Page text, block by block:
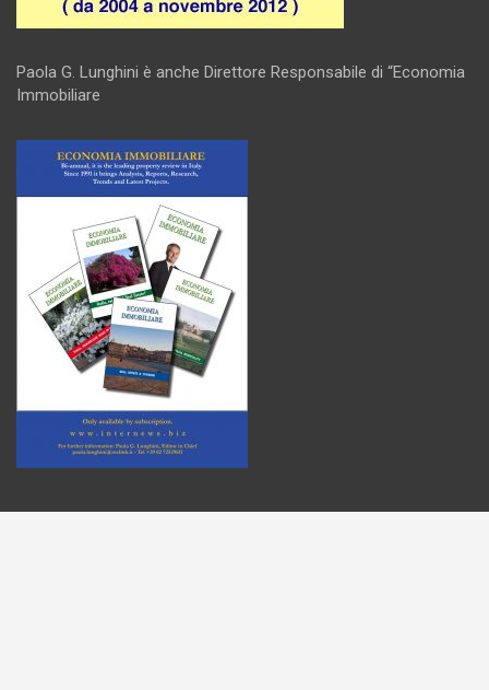
Paola G. Lunghini è anche Direttore Responsabile di “Economia
Immobiliare